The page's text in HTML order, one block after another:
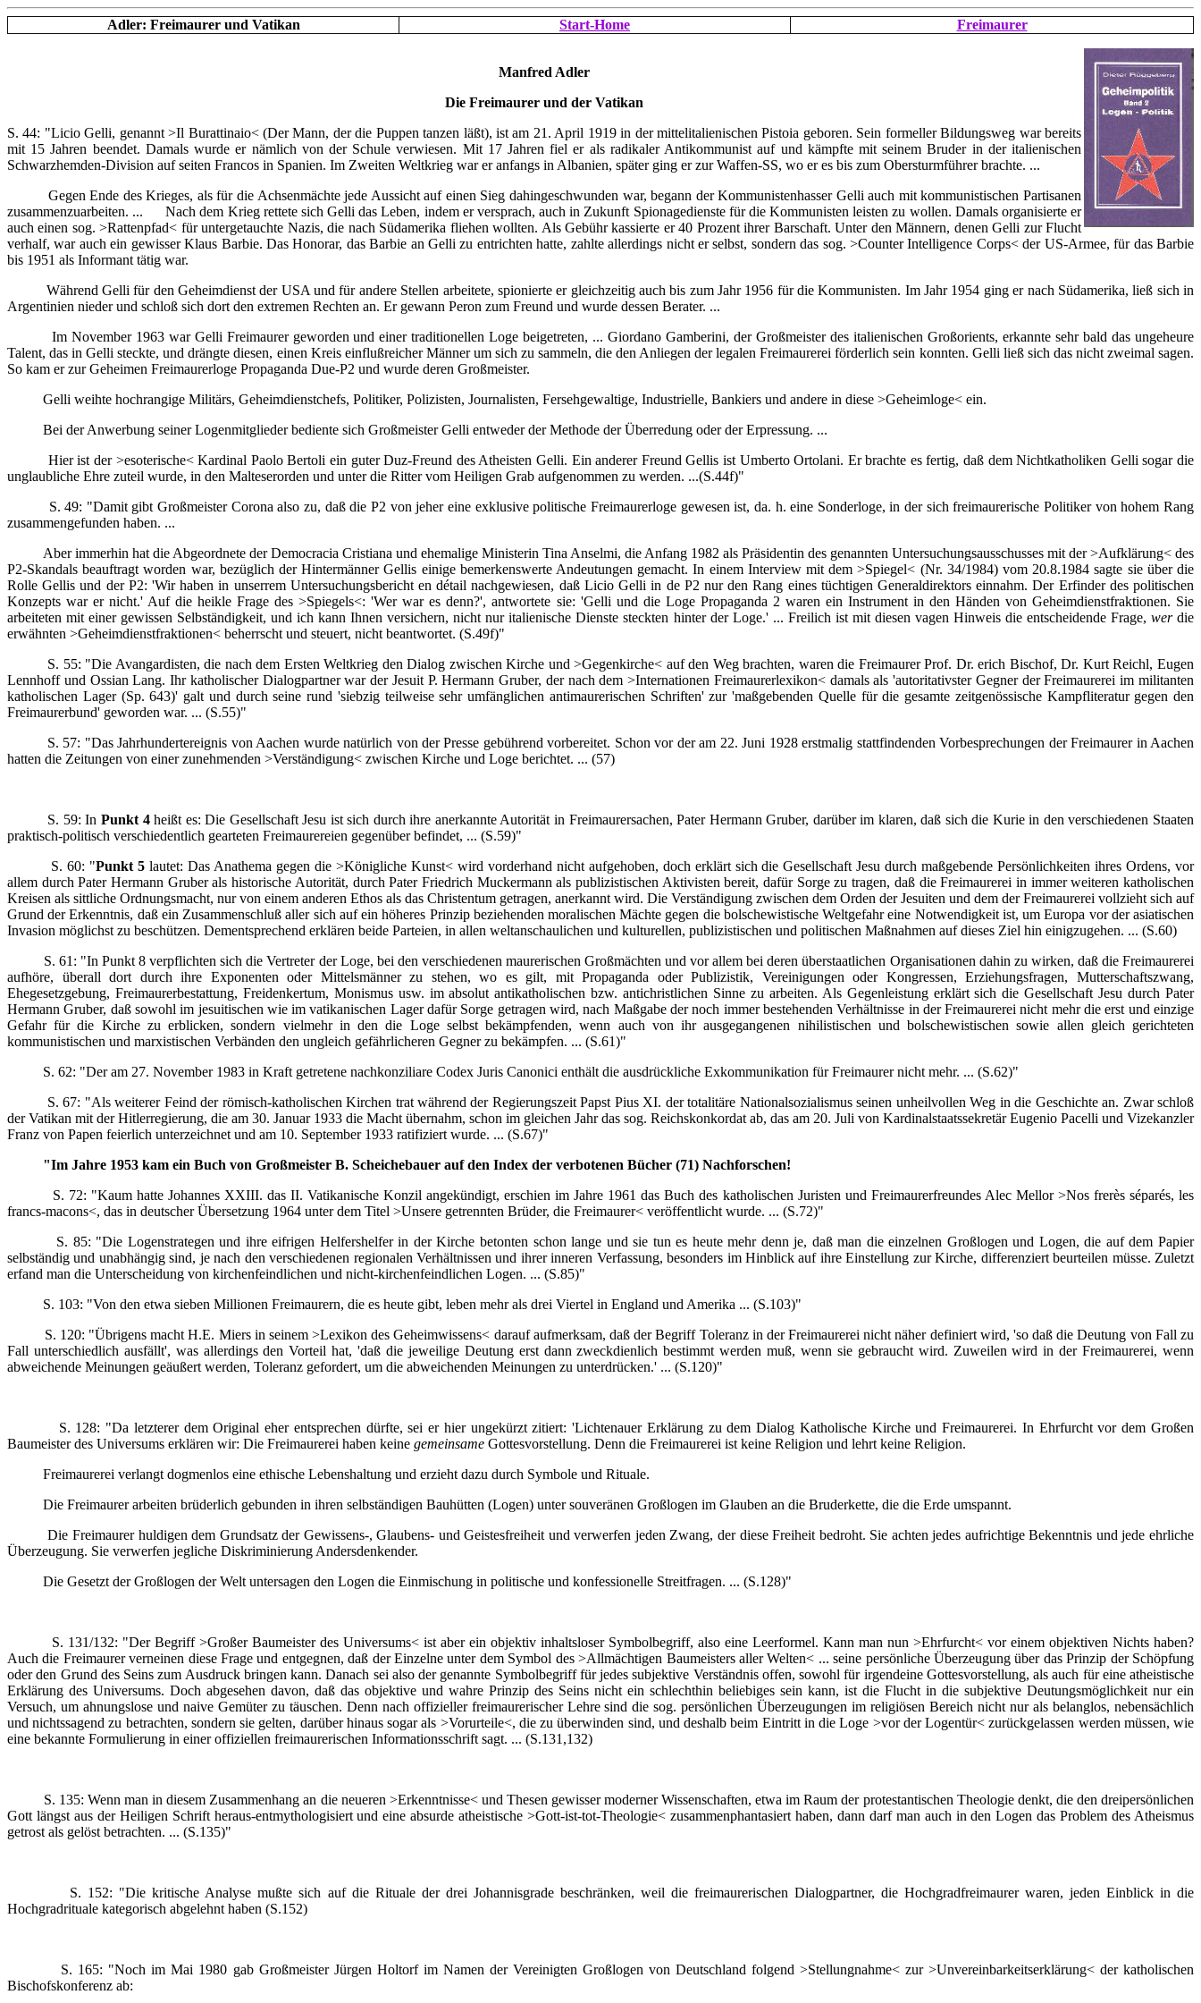
Adler: Freimaurer und Vatikan Start-Home Freimaurer
Manfred Adler
Die Freimaurer und der Vatikan
S. 44: "Licio Gelli, genannt >Il Burattinaio< (Der Mann, der die Puppen tanzen läßt), ist am 21. April 1919 in der mittelitalienischen Pistoia geboren. Sein formeller Bildungsweg war bereits
mit 15 Jahren beendet. Damals wurde er nämlich von der Schule verwiesen. Mit 17 Jahren fiel er als radikaler Antikommunist auf und kämpfte mit seinem Bruder in der italienischen
Schwarzhemden-Division auf seiten Francos in Spanien. Im Zweiten Weltkrieg war er anfangs in Albanien, später ging er zur Waffen-SS, wo er es bis zum Obersturmführer brachte. ...
Gegen Ende des Krieges, als für die Achsenmächte jede Aussicht auf einen Sieg dahingeschwunden war, begann der Kommunistenhasser Gelli auch mit kommunistischen Partisanen
zusammenzuarbeiten. ... Nach dem Krieg rettete sich Gelli das Leben, indem er versprach, auch in Zukunft Spionagedienste für die Kommunisten leisten zu wollen. Damals organisierte er
auch einen sog. >Rattenpfad< für untergetauchte Nazis, die nach Südamerika fliehen wollten. Als Gebühr kassierte er 40 Prozent ihrer Barschaft. Unter den Männern, denen Gelli zur Flucht
verhalf, war auch ein gewisser Klaus Barbie. Das Honorar, das Barbie an Gelli zu entrichten hatte, zahlte allerdings nicht er selbst, sondern das sog. >Counter Intelligence Corps< der US-Armee, für das Barbie
bis 1951 als Informant tätig war.
Während Gelli für den Geheimdienst der USA und für andere Stellen arbeitete, spionierte er gleichzeitig auch bis zum Jahr 1956 für die Kommunisten. Im Jahr 1954 ging er nach Südamerika, ließ sich in
Argentinien nieder und schloß sich dort den extremen Rechten an. Er gewann Peron zum Freund und wurde dessen Berater. ...
Im November 1963 war Gelli Freimaurer geworden und einer traditionellen Loge beigetreten, ... Giordano Gamberini, der Großmeister des italienischen Großorients, erkannte sehr bald das ungeheure
Talent, das in Gelli steckte, und drängte diesen, einen Kreis einflußreicher Männer um sich zu sammeln, die den Anliegen der legalen Freimaurerei förderlich sein konnten. Gelli ließ sich das nicht zweimal sagen.
So kam er zur Geheimen Freimaurerloge Propaganda Due-P2 und wurde deren Großmeister.
Gelli weihte hochrangige Militärs, Geheimdienstchefs, Politiker, Polizisten, Journalisten, Fersehgewaltige, Industrielle, Bankiers und andere in diese >Geheimloge< ein.
Bei der Anwerbung seiner Logenmitglieder bediente sich Großmeister Gelli entweder der Methode der Überredung oder der Erpressung. ...
Hier ist der >esoterische< Kardinal Paolo Bertoli ein guter Duz-Freund des Atheisten Gelli. Ein anderer Freund Gellis ist Umberto Ortolani. Er brachte es fertig, daß dem Nichtkatholiken Gelli sogar die
unglaubliche Ehre zuteil wurde, in den Malteserorden und unter die Ritter vom Heiligen Grab aufgenommen zu werden. ...(S.44f)"
S. 49: "Damit gibt Großmeister Corona also zu, daß die P2 von jeher eine exklusive politische Freimaurerloge gewesen ist, da. h. eine Sonderloge, in der sich freimaurerische Politiker von hohem Rang
zusammengefunden haben. ...
Aber immerhin hat die Abgeordnete der Democracia Cristiana und ehemalige Ministerin Tina Anselmi, die Anfang 1982 als Präsidentin des genannten Untersuchungsausschusses mit der >Aufklärung< des
P2-Skandals beauftragt worden war, bezüglich der Hintermänner Gellis einige bemerkenswerte Andeutungen gemacht. In einem Interview mit dem >Spiegel< (Nr. 34/1984) vom 20.8.1984 sagte sie über die
Rolle Gellis und der P2: 'Wir haben in unserrem Untersuchungsbericht en détail nachgewiesen, daß Licio Gelli in de P2 nur den Rang eines tüchtigen Generaldirektors einnahm. Der Erfinder des politischen
Konzepts war er nicht.' Auf die heikle Frage des >Spiegels<: 'Wer war es denn?', antwortete sie: 'Gelli und die Loge Propaganda 2 waren ein Instrument in den Händen von Geheimdienstfraktionen. Sie
arbeiteten mit einer gewissen Selbständigkeit, und ich kann Ihnen versichern, nicht nur italienische Dienste steckten hinter der Loge.' ... Freilich ist mit diesen vagen Hinweis die entscheidende Frage, werdie
erwähnten >Geheimdienstfraktionen< beherrscht und steuert, nicht beantwortet. (S.49f)"
S. 55: "Die Avangardisten, die nach dem Ersten Weltkrieg den Dialog zwischen Kirche und >Gegenkirche< auf den Weg brachten, waren die Freimaurer Prof. Dr. erich Bischof, Dr. Kurt Reichl, Eugen
Lennhoff und Ossian Lang. Ihr katholischer Dialogpartner war der Jesuit P. Hermann Gruber, der nach dem >Internationen Freimaurerlexikon< damals als 'autoritativster Gegner der Freimaurerei im militanten
katholischen Lager (Sp. 643)' galt und durch seine rund 'siebzig teilweise sehr umfänglichen antimaurerischen Schriften' zur 'maßgebenden Quelle für die gesamte zeitgenössische Kampfliteratur gegen den
Freimaurerbund' geworden war. ... (S.55)"
S. 57: "Das Jahrhundertereignis von Aachen wurde natürlich von der Presse gebührend vorbereitet. Schon vor der am 22. Juni 1928 erstmalig stattfindenden Vorbesprechungen der Freimaurer in Aachen
hatten die Zeitungen von einer zunehmenden >Verständigung< zwischen Kirche und Loge berichtet. ... (57)
S. 59: In Punkt 4heißt es: Die Gesellschaft Jesu ist sich durch ihre anerkannte Autorität in Freimaurersachen, Pater Hermann Gruber, darüber im klaren, daß sich die Kurie in den verschiedenen Staaten
praktisch-politisch verschiedentlich gearteten Freimaurereien gegenüber befindet, ... (S.59)"
S. 60: "Punkt 5 lautet: Das Anathema gegen die >Königliche Kunst< wird vorderhand nicht aufgehoben, doch erklärt sich die Gesellschaft Jesu durch maßgebende Persönlichkeiten ihres Ordens, vor
allem durch Pater Hermann Gruber als historische Autorität, durch Pater Friedrich Muckermann als publizistischen Aktivisten bereit, dafür Sorge zu tragen, daß die Freimaurerei in immer weiteren katholischen
Kreisen als sittliche Ordnungsmacht, nur von einem anderen Ethos als das Christentum getragen, anerkannt wird. Die Verständigung zwischen dem Orden der Jesuiten und dem der Freimaurerei vollzieht sich auf
Grund der Erkenntnis, daß ein Zusammenschluß aller sich auf ein höheres Prinzip beziehenden moralischen Mächte gegen die bolschewistische Weltgefahr eine Notwendigkeit ist, um Europa vor der asiatischen
Invasion möglichst zu beschützen. Dementsprechend erklären beide Parteien, in allen weltanschaulichen und kulturellen, publizistischen und politischen Maßnahmen auf dieses Ziel hin einigzugehen. ... (S.60)
S. 61: "In Punkt 8 verpflichten sich die Vertreter der Loge, bei den verschiedenen maurerischen Großmächten und vor allem bei deren überstaatlichen Organisationen dahin zu wirken, daß die Freimaurerei
aufhöre, überall dort durch ihre Exponenten oder Mittelsmänner zu stehen, wo es gilt, mit Propaganda oder Publizistik, Vereinigungen oder Kongressen, Erziehungsfragen, Mutterschaftszwang,
Ehegesetzgebung, Freimaurerbestattung, Freidenkertum, Monismus usw. im absolut antikatholischen bzw. antichristlichen Sinne zu arbeiten. Als Gegenleistung erklärt sich die Gesellschaft Jesu durch Pater
Hermann Gruber, daß sowohl im jesuitischen wie im vatikanischen Lager dafür Sorge getragen wird, nach Maßgabe der noch immer bestehenden Verhältnisse in der Freimaurerei nicht mehr die erst und einzige
Gefahr für die Kirche zu erblicken, sondern vielmehr in den die Loge selbst bekämpfenden, wenn auch von ihr ausgegangenen nihilistischen und bolschewistischen sowie allen gleich gerichteten
kommunistischen und marxistischen Verbänden den ungleich gefährlicheren Gegner zu bekämpfen. ... (S.61)"
S. 62: "Der am 27. November 1983 in Kraft getretene nachkonziliare Codex Juris Canonici enthält die ausdrückliche Exkommunikation für Freimaurer nicht mehr. ... (S.62)"
S. 67: "Als weiterer Feind der römisch-katholischen Kirchen trat während der Regierungszeit Papst Pius XI. der totalitäre Nationalsozialismus seinen unheilvollen Weg in die Geschichte an. Zwar schloß
der Vatikan mit der Hitlerregierung, die am 30. Januar 1933 die Macht übernahm, schon im gleichen Jahr das sog. Reichskonkordat ab, das am 20. Juli von Kardinalstaatssekretär Eugenio Pacelli und Vizekanzler
Franz von Papen feierlich unterzeichnet und am 10. September 1933 ratifiziert wurde. ... (S.67)"
"Im Jahre 1953 kam ein Buch von Großmeister B. Scheichebauer auf den Index der verbotenen Bücher (71) Nachforschen!
S. 72: "Kaum hatte Johannes XXIII. das II. Vatikanische Konzil angekündigt, erschien im Jahre 1961 das Buch des katholischen Juristen und Freimaurerfreundes Alec Mellor >Nos frerès séparés, les
francs-macons<, das in deutscher Übersetzung 1964 unter dem Titel >Unsere getrennten Brüder, die Freimaurer< veröffentlicht wurde. ... (S.72)"
S. 85: "Die Logenstrategen und ihre eifrigen Helfershelfer in der Kirche betonten schon lange und sie tun es heute mehr denn je, daß man die einzelnen Großlogen und Logen, die auf dem Papier
selbständig und unabhängig sind, je nach den verschiedenen regionalen Verhältnissen und ihrer inneren Verfassung, besonders im Hinblick auf ihre Einstellung zur Kirche, differenziert beurteilen müsse. Zuletzt
erfand man die Unterscheidung von kirchenfeindlichen und nicht-kirchenfeindlichen Logen. ... (S.85)"
S. 103: "Von den etwa sieben Millionen Freimaurern, die es heute gibt, leben mehr als drei Viertel in England und Amerika ... (S.103)"
S. 120: "Übrigens macht H.E. Miers in seinem >Lexikon des Geheimwissens< darauf aufmerksam, daß der Begriff Toleranz in der Freimaurerei nicht näher definiert wird, 'so daß die Deutung von Fall zu
Fall unterschiedlich ausfällt', was allerdings den Vorteil hat, 'daß die jeweilige Deutung erst dann zweckdienlich bestimmt werden muß, wenn sie gebraucht wird. Zuweilen wird in der Freimaurerei, wenn
abweichende Meinungen geäußert werden, Toleranz gefordert, um die abweichenden Meinungen zu unterdrücken.' ... (S.120)"
S. 128: "Da letzterer dem Original eher entsprechen dürfte, sei er hier ungekürzt zitiert: 'Lichtenauer Erklärung zu dem Dialog Katholische Kirche und Freimaurerei. In Ehrfurcht vor dem Großen
Baumeister des Universums erklären wir: Die Freimaurerei haben keine gemeinsame Gottesvorstellung. Denn die Freimaurerei ist keine Religion und lehrt keine Religion.
Freimaurerei verlangt dogmenlos eine ethische Lebenshaltung und erzieht dazu durch Symbole und Rituale.
Die Freimaurer arbeiten brüderlich gebunden in ihren selbständigen Bauhütten (Logen) unter souveränen Großlogen im Glauben an die Bruderkette, die die Erde umspannt.
Die Freimaurer huldigen dem Grundsatz der Gewissens-, Glaubens- und Geistesfreiheit und verwerfen jeden Zwang, der diese Freiheit bedroht. Sie achten jedes aufrichtige Bekenntnis und jede ehrliche
Überzeugung. Sie verwerfen jegliche Diskriminierung Andersdenkender.
Die Gesetzt der Großlogen der Welt untersagen den Logen die Einmischung in politische und konfessionelle Streitfragen. ... (S.128)"
S. 131/132: "Der Begriff >Großer Baumeister des Universums< ist aber ein objektiv inhaltsloser Symbolbegriff, also eine Leerformel. Kann man nun >Ehrfurcht< vor einem objektiven Nichts haben?
Auch die Freimaurer verneinen diese Frage und entgegnen, daß der Einzelne unter dem Symbol des >Allmächtigen Baumeisters aller Welten< ... seine persönliche Überzeugung über das Prinzip der Schöpfung
oder den Grund des Seins zum Ausdruck bringen kann. Danach sei also der genannte Symbolbegriff für jedes subjektive Verständnis offen, sowohl für irgendeine Gottesvorstellung, als auch für eine atheistische
Erklärung des Universums. Doch abgesehen davon, daß das objektive und wahre Prinzip des Seins nicht ein schlechthin beliebiges sein kann, ist die Flucht in die subjektive Deutungsmöglichkeit nur ein
Versuch, um ahnungslose und naive Gemüter zu täuschen. Denn nach offizieller freimaurerischer Lehre sind die sog. persönlichen Überzeugungen im religiösen Bereich nicht nur als belanglos, nebensächlich
und nichtssagend zu betrachten, sondern sie gelten, darüber hinaus sogar als >Vorurteile<, die zu überwinden sind, und deshalb beim Eintritt in die Loge >vor der Logentür< zurückgelassen werden müssen, wie
eine bekannte Formulierung in einer offiziellen freimaurerischen Informationsschrift sagt. ... (S.131,132)
S. 135: Wenn man in diesem Zusammenhang an die neueren >Erkenntnisse< und Thesen gewisser moderner Wissenschaften, etwa im Raum der protestantischen Theologie denkt, die den dreipersönlichen
Gott längst aus der Heiligen Schrift heraus-entmythologisiert und eine absurde atheistische >Gott-ist-tot-Theologie< zusammenphantasiert haben, dann darf man auch in den Logen das Problem des Atheismus
getrost als gelöst betrachten. ... (S.135)"
S. 152: "Die kritische Analyse mußte sich auf die Rituale der drei Johannisgrade beschränken, weil die freimaurerischen Dialogpartner, die Hochgradfreimaurer waren, jeden Einblick in die
Hochgradrituale kategorisch abgelehnt haben (S.152)
S. 165: "Noch im Mai 1980 gab Großmeister Jürgen Holtorf im Namen der Vereinigten Großlogen von Deutschland folgend >Stellungnahme< zur >Unvereinbarkeitserklärung< der katholischen
Bischofskonferenz ab: